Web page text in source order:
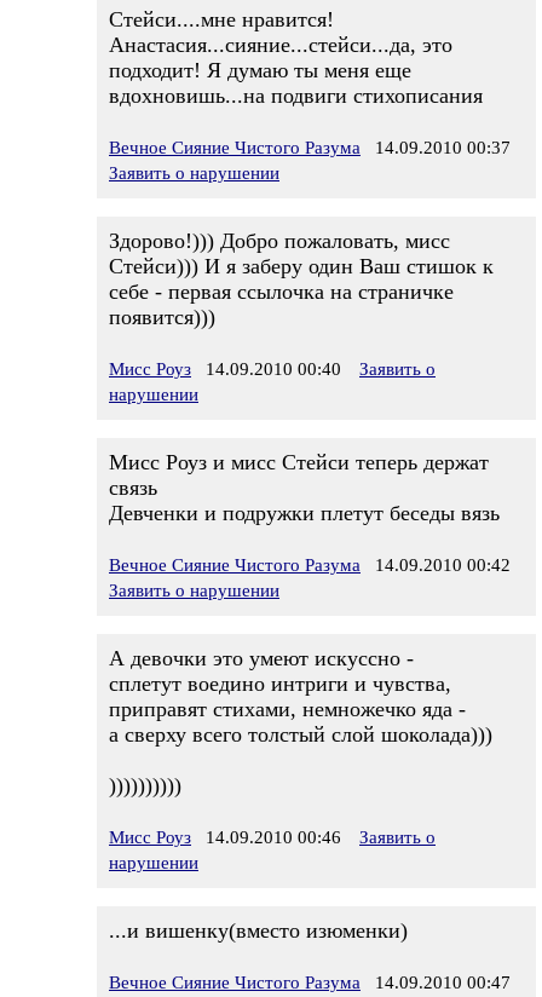
Стейси....мне нравится!
Анастасия...сияние...стейси...да, это
подходит! Я думаю ты меня еще
вдохновишь...на подвиги стихописания
Вечное Сияние Чистого Разума 14.09.2010 00:37
Заявить о нарушении
Здорово!))) Добро пожаловать, мисс
Стейси))) И я заберу один Ваш стишок к
себе - первая ссылочка на страничке
появится)))
Мисс Роуз 14.09.2010 00:40
Заявить о
нарушении
Мисс Роуз и мисс Стейси теперь держат
связь
Девченки и подружки плетут беседы вязь
Вечное Сияние Чистого Разума 14.09.2010 00:42
Заявить о нарушении
А девочки это умеют искуссно -
сплетут воедино интриги и чувства,
приправят стихами, немножечко яда -
а сверху всего толстый слой шоколада)))
))))))))))
Мисс Роуз 14.09.2010 00:46
Заявить о
нарушении
...и вишенку(вместо изюменки)
Вечное Сияние Чистого Разума 14.09.2010 00:47